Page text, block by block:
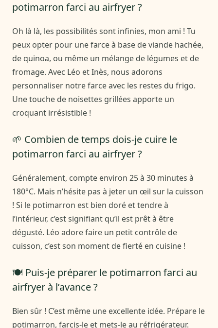
potimarron farci au airfryer ?
Oh là là, les possibilités sont infinies, mon ami ! Tu
peux opter pour une farce à base de viande hachée,
de quinoa, ou même un mélange de légumes et de
fromage. Avec Léo et Inès, nous adorons
personnaliser notre farce avec les restes du frigo.
Une touche de noisettes grillées apporte un
croquant irrésistible !
🌱 Combien de temps dois-je cuire le
potimarron farci au airfryer ?
Généralement, compte environ 25 à 30 minutes à
180°C. Mais n’hésite pas à jeter un œil sur la cuisson
! Si le potimarron est bien doré et tendre à
l’intérieur, c’est signifiant qu’il est prêt à être
dégusté. Léo adore faire un petit contrôle de
cuisson, c’est son moment de fierté en cuisine !
🍽️ Puis-je préparer le potimarron farci au
airfryer à l’avance ?
Bien sûr ! C’est même une excellente idée. Prépare le
potimarron, farcis-le et mets-le au réfrigérateur.